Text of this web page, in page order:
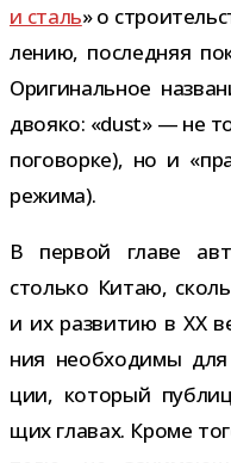
и сталь» о
ле­нию, послед­няя
Оригинальное
дво­яко: «dust» — не
пого­ворке), но и
режима).
В пер­вой главе
столько Китаю,
и их раз­ви­тию в XX
ния необ­хо­димы для
ции, кото­рый
щих гла­вах. Кроме